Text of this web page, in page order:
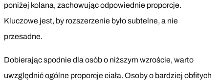
poniżej kolana, zachowując odpowiednie proporcje.
Kluczowe jest, by rozszerzenie było subtelne, a nie
przesadne.
Dobierając spodnie dla osób o niższym wzroście, warto
uwzględnić ogólne proporcje ciała. Osoby o bardziej obfitych